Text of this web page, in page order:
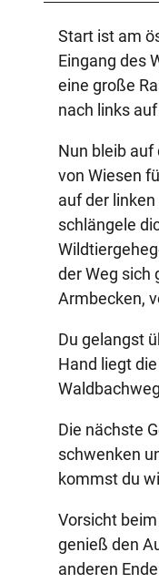
Start ist am
Eingang des
eine große
nach links
Nun bleib auf
von Wiesen
auf der
schlängele
der Weg sich
Armbecken,
Du gelangst
Hand liegt
Die nächste
schwenken
kommst du
Vorsicht
genieß den
anderen